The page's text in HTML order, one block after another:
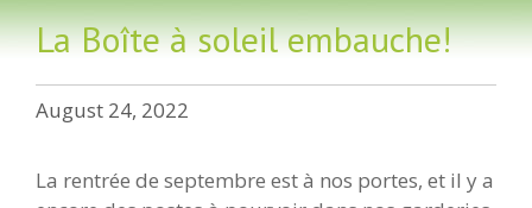
La Boîte à soleil embauche!
August 24, 2022
La rentrée de septembre est à nos portes, et il y a